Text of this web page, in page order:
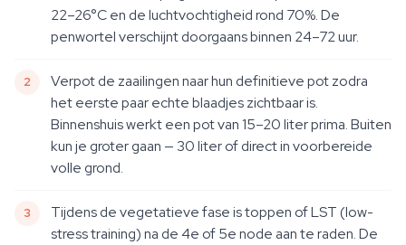
22–26°C en de luchtvochtigheid rond 70%. De
penwortel verschijnt doorgaans binnen 24–72 uur.
Verpot de zaailingen naar hun definitieve pot zodra
het eerste paar echte blaadjes zichtbaar is.
Binnenshuis werkt een pot van 15–20 liter prima. Buiten
kun je groter gaan — 30 liter of direct in voorbereide
volle grond.
Tijdens de vegetatieve fase is toppen of LST (low-
stress training) na de 4e of 5e node aan te raden. De